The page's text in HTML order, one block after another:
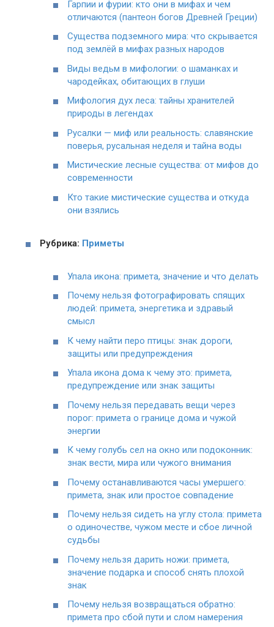
Гарпии и фурии: кто они в мифах и чем
отличаются (пантеон богов Древней Греции)
Существа подземного мира: что скрывается
под землёй в мифах разных народов
Виды ведьм в мифологии: о шаманках и
чародейках, обитающих в глуши
Мифология дух леса: тайны хранителей
природы в легендах
Русалки — миф или реальность: славянские
поверья, русальная неделя и тайна воды
Мистические лесные существа: от мифов до
современности
Кто такие мистические существа и откуда
они взялись
Рубрика: Приметы
Упала икона: примета, значение и что делать
Почему нельзя фотографировать спящих
людей: примета, энергетика и здравый
смысл
К чему найти перо птицы: знак дороги,
защиты или предупреждения
Упала икона дома к чему это: примета,
предупреждение или знак защиты
Почему нельзя передавать вещи через
порог: примета о границе дома и чужой
энергии
К чему голубь сел на окно или подоконник:
знак вести, мира или чужого внимания
Почему останавливаются часы умершего:
примета, знак или простое совпадение
Почему нельзя сидеть на углу стола: примета
о одиночестве, чужом месте и сбое личной
судьбы
Почему нельзя дарить ножи: примета,
значение подарка и способ снять плохой
знак
Почему нельзя возвращаться обратно:
примета про сбой пути и слом намерения